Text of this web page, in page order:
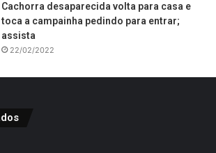
Cachorra desaparecida volta para casa e
toca a campainha pedindo para entrar;
assista
22/02/2022